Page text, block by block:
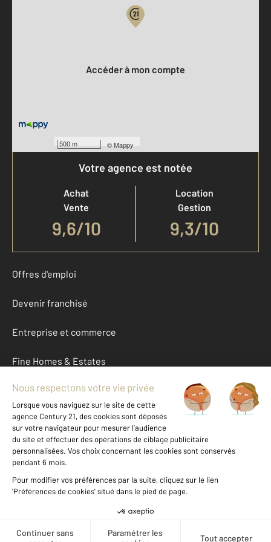
500 m ©Mappy
Accéder à mon compte
Votre agence est notée
Achat
Vente
9,6/10
Location
Gestion
9,3/10
Offres d'emploi
Devenir franchisé
Entreprise et commerce
Fine Homes & Estates
À propos
International
Nous contacter
Données personnelles
Gestionnaire des cookies